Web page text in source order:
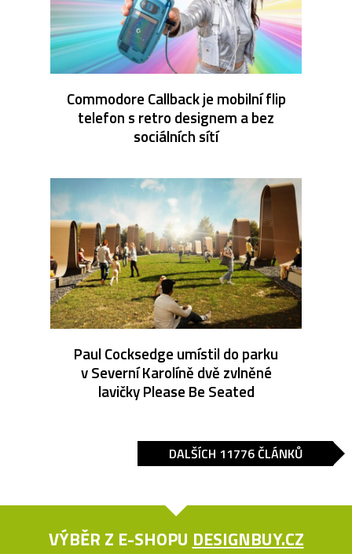
Commodore Callback je mobilní flip
telefon s retro designem a bez
sociálních sítí
Paul Cocksedge umístil do parku
v Severní Karolíně dvě zvlněné
lavičky Please Be Seated
DALŠÍCH 11776 ČLÁNKŮ
VÝBĚR Z E-SHOPU DESIGNBUY.CZ